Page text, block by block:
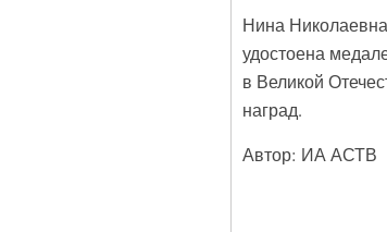
Нина
удостоена
в Великой
наград.
Автор: ИА АСТВ